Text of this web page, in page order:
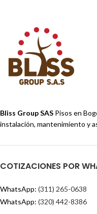
Bliss Group SAS Pisos en
instalación, mantenimiento y
COTIZACIONES POR
WhatsApp: (311) 265-0638
WhatsApp: (320) 442-8386